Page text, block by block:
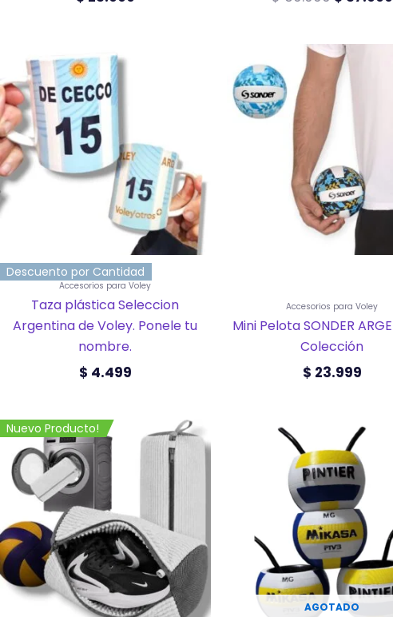
Descuento por Cantidad
Accesorios para Voley
Taza plástica Seleccion
Argentina de Voley. Ponele tu
nombre.
$ 4.499
Accesorios para Voley
Mini Pelota SONDER
Colección
$ 23.999
Este
producto
tiene
múltiples
variantes.
Las
pueden
elegir
en
la
página
Nuevo Producto!
AGOTADO
producto
tiene
múltiples
variantes.
Las
opciones
se
pueden
elegir
en
la
página